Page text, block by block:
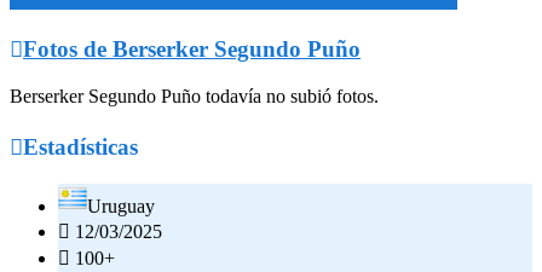
Fotos de Berserker Segundo Puño
Berserker Segundo Puño todavía no subió fotos.
Estadísticas
Uruguay
 12/03/2025
 100+